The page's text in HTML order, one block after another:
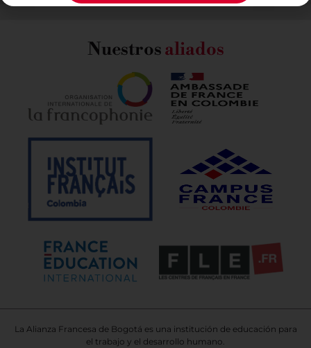
Nuestrosaliados
La Alianza Francesa de Bogotá es una institución de educación para
el trabajo y el desarrollo humano.